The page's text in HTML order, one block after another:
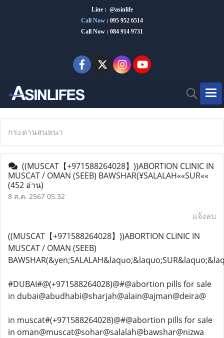
Line : @asinlife
Call Now : 095 952 6514
Call Now : 084 914 9731
กระดานสนทนา
((MUSCAT【+971588264028】))ABORTION CLINIC IN
MUSCAT / OMAN (SEEB) BAWSHAR(¥SALALAH««SUR««
(452 อ่าน)
8 ส.ค. 2567 05:32
แจ้งลบ
((MUSCAT【+971588264028】))ABORTION CLINIC IN
MUSCAT / OMAN (SEEB)
#DUBAI#@(+971588264028)@#@abortion pills for sale
in dubai@abudhabi@sharjah@alain@ajman@deira@
in muscat#(+971588264028)@#@abortion pills for sale
in oman@muscat@sohar@salalah@bawshar@nizwa